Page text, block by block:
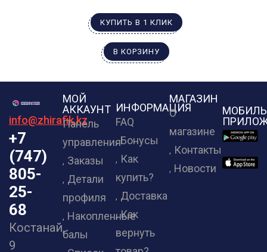
КУПИТЬ В 1 КЛИК
В КОРЗИНУ
info@zhirafik.kz
+7
(747)
805-
25-
68
Костанай,
9
МОЙ
АККАУНТ
Панель
управления
Заказы
Детали
профиля
Накопленные
балы
ИНФОРМАЦИЯ
FAQ
Бонусы
Как
купить?
Доставка
Как
вернуть
МАГАЗИН
О
магазине
Контакты
Новости